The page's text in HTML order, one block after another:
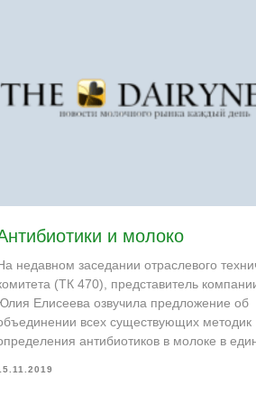
и молоко
недавном заседании отраслевого
(ТК 470), представитель
Елисеева озвучила предложение об
всех существующих методик
антибиотиков в молоке в